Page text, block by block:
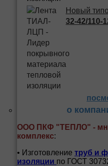
Новый
32-42/110-
о
ООО ПКФ "ТЕПЛО" -
комплекс:
• Изготовление труб и
изоляции по ГОСТ